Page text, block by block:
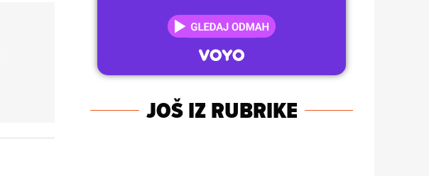
JOŠ IZ RUBRIKE